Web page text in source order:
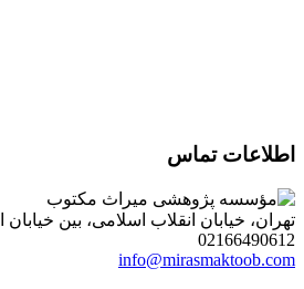
اطلاعات تماس
تهران، خیابان انقلاب اسلامی، بین خیابان ابوریحان و خیابان دانشگاه، شمارۀ 1182 (ساختمان
02166490612
info@mirasmaktoob.com